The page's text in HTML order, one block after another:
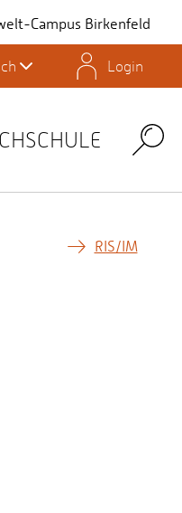
Campus Birkenfeld
Login
Search
RIS/IM